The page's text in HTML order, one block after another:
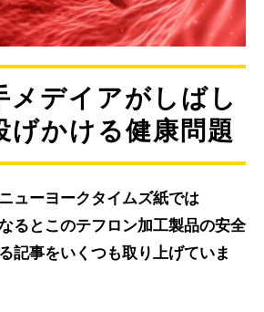
メデイアがしばし
げかける健康問題
ニューヨークタイムズ紙では
るとこのテフロン加工製品の安全
記事をいくつも取り上げていま